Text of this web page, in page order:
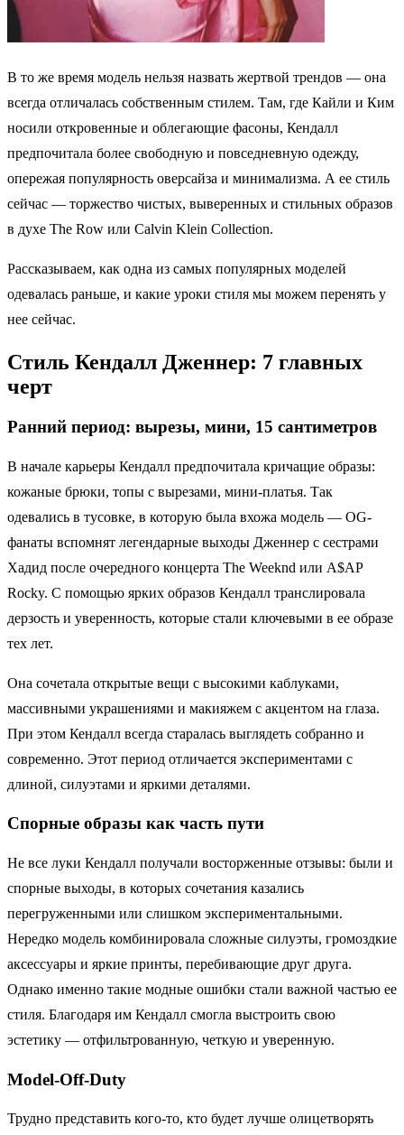
В то же время модель нельзя назвать жертвой трендов — она
всегда отличалась собственным стилем. Там, где Кайли и Ким
носили откровенные и облегающие фасоны, Кендалл
предпочитала более свободную и повседневную одежду,
опережая популярность оверсайза и минимализма. А ее стиль
сейчас — торжество чистых, выверенных и стильных образов
в духе The Row или Calvin Klein Collection.
Рассказываем, как одна из самых популярных моделей
одевалась раньше, и какие уроки стиля мы можем перенять у
нее сейчас.
Стиль Кендалл Дженнер: 7 главных
черт
Ранний период: вырезы, мини, 15 сантиметров
В начале карьеры Кендалл предпочитала кричащие образы:
кожаные брюки, топы с вырезами, мини-платья. Так
одевались в тусовке, в которую была вхожа модель — OG-
фанаты вспомнят легендарные выходы Дженнер с сестрами
Хадид после очередного концерта The Weeknd или A$AP
Rocky. С помощью ярких образов Кендалл транслировала
дерзость и уверенность, которые стали ключевыми в ее образе
тех лет.
Она сочетала открытые вещи с высокими каблуками,
массивными украшениями и макияжем с акцентом на глаза.
При этом Кендалл всегда старалась выглядеть собранно и
современно. Этот период отличается экспериментами с
длиной, силуэтами и яркими деталями.
Спорные образы как часть пути
Не все луки Кендалл получали восторженные отзывы: были и
спорные выходы, в которых сочетания казались
перегруженными или слишком экспериментальными.
Нередко модель комбинировала сложные силуэты, громоздкие
аксессуары и яркие принты, перебивающие друг друга.
Однако именно такие модные ошибки стали важной частью ее
стиля. Благодаря им Кендалл смогла выстроить свою
эстетику — отфильтрованную, четкую и уверенную.
Model-Off-Duty
Трудно представить кого-то, кто будет лучше олицетворять